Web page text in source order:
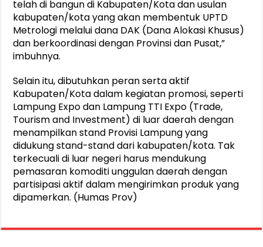
telah di bangun di Kabupaten/Kota dan usulan
kabupaten/kota yang akan membentuk UPTD
Metrologi melalui dana DAK (Dana Alokasi Khusus)
dan berkoordinasi dengan Provinsi dan Pusat,”
imbuhnya.
Selain itu, dibutuhkan peran serta aktif
Kabupaten/Kota dalam kegiatan promosi, seperti
Lampung Expo dan Lampung TTI Expo (Trade,
Tourism and Investment) di luar daerah dengan
menampilkan stand Provisi Lampung yang
didukung stand-stand dari kabupaten/kota. Tak
terkecuali di luar negeri harus mendukung
pemasaran komoditi unggulan daerah dengan
partisipasi aktif dalam mengirimkan produk yang
dipamerkan. (Humas Prov)